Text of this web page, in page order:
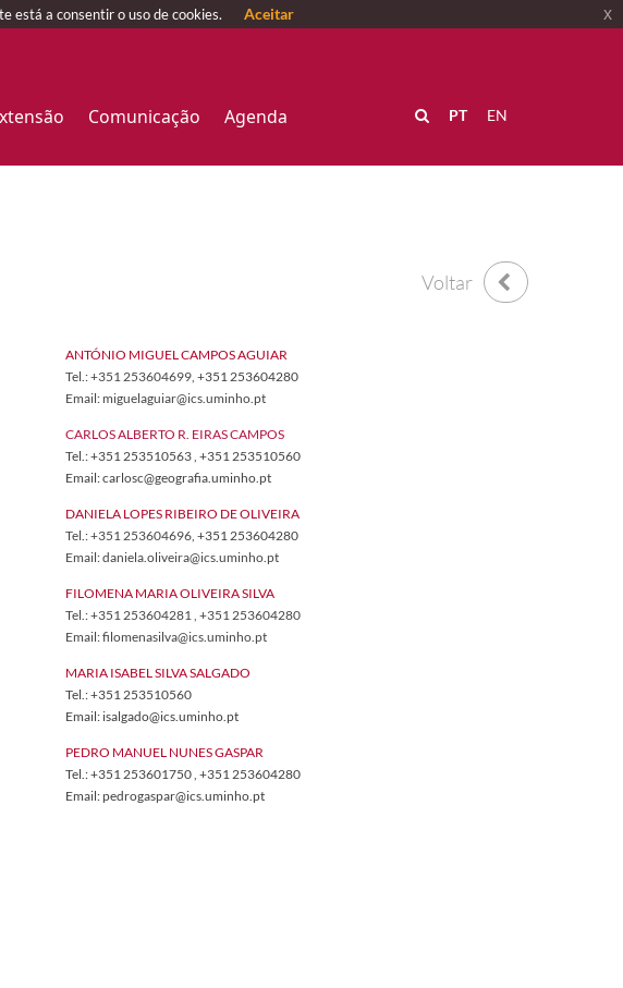
Comunicação Agenda EN
PT
Voltar
​ANTÓNIO MIGUEL CAMPOS AGUIAR
Tel.: +351 253604699, +351 253604280
Email: miguelaguiar@ics.uminho.pt​
CARLOS ALBERTO R. EIRAS CAMPOS
Tel.: +351 253510563 , +351 253510560
Email: carlosc@geografia.uminho.pt
DANIELA LOPES RIBEIRO DE OLIVEIRA
Tel.: +351 253604696, +351 253604280
Email: daniela.oliveira@ics.uminho.pt
FILOMENA MARIA OLIVEIRA SILVA
Tel.: +351 253604281 , +351 253604280
Email: filomenasilva@ics.uminho.pt
MARIA ISABEL SILVA SALGADO
Tel.: +351 ​253510560
Email: isalgado@ics.uminho.pt
PEDRO MANUEL NUNES GASPAR
Tel.: +351 253601750 , +351 253604280
Email: pedrogaspar@ics.uminho.pt
está a consentir o uso de cookies. Aceitar x